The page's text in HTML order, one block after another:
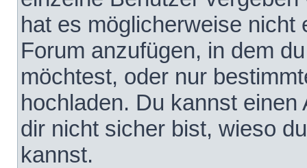
hat es möglicherweise nicht
Forum anzufügen, in dem
möchtest, oder nur
hochladen. Du kannst
dir nicht sicher bist, wieso
kannst.